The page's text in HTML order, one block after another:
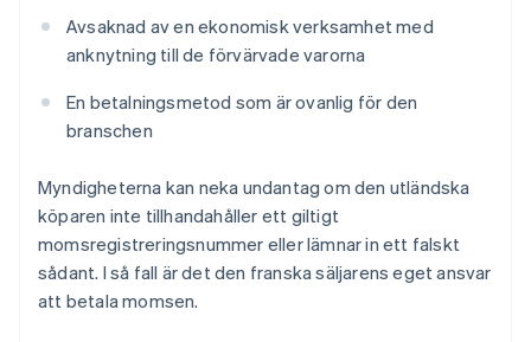
Avsaknad av en ekonomisk verksamhet med
anknytning till de förvärvade varorna
En betalningsmetod som är ovanlig för den
branschen
Myndigheterna kan neka undantag om den utländska
köparen inte tillhandahåller ett giltigt
momsregistreringsnummer eller lämnar in ett falskt
sådant. I så fall är det den franska säljarens eget ansvar
att betala momsen.